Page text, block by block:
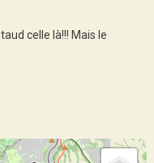
celle là!!! Mais le